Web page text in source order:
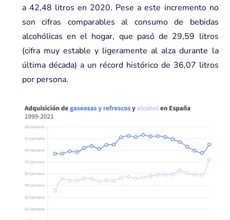
a 42,48 litros en 2020. Pese a este incremento no
son cifras comparables al consumo de bebidas
alcohólicas en el hogar, que pasó de 29,59 litros
(cifra muy estable y ligeramente al alza durante la
última década) a un récord histórico de 36,07 litros
por persona.